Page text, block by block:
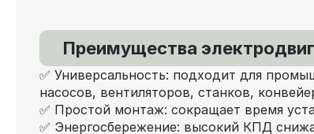
Преимущества
✅ Универсальность: подходит для
насосов, вентиляторов, станков,
✅ Простой монтаж: сокращает время
✅ Энергосбережение: высокий КПД